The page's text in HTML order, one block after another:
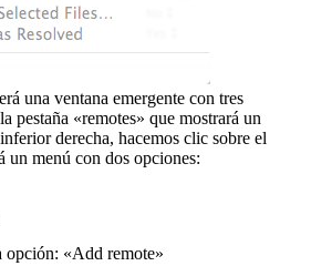
una ventana emergente con tres
pestaña «remotes» que mostrará un
derecha, hacemos clic sobre el
un menú con dos opciones:
opción: «Add remote»